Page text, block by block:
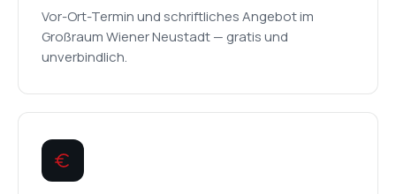
Vor-Ort-Termin und schriftliches Angebot im
Großraum Wiener Neustadt — gratis und
unverbindlich.